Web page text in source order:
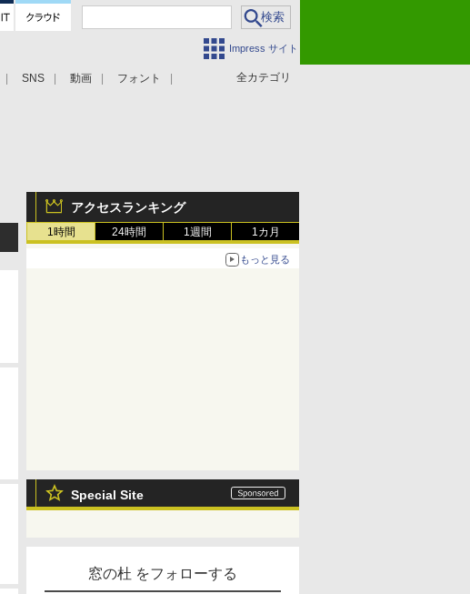
Impress サイト
全カテゴリ
SNS 動画 フォント
アクセスランキング
1時間 24時間 1週間 1カ月
もっと見る
Special Site
窓の杜 をフォローする